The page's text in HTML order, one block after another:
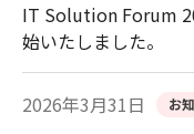
IT Solution Forum
始いたしました。
2026年3月31日 お